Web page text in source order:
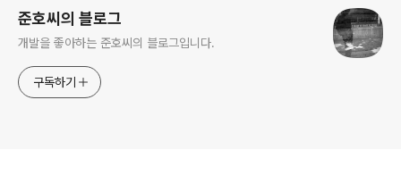
준호씨의 블로그
개발을 좋아하는 준호씨의 블로그입니다.
구독하기